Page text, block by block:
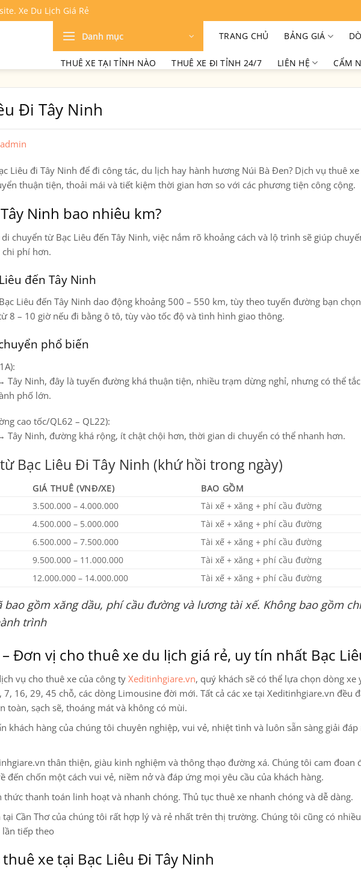
Xe Du Lịch Giá Rẻ
Danh mục TRANG CHỦ BẢNG GIÁ
THUÊ XE TẠI TỈNH NÀO THUÊ XE ĐI TỈNH 24/7 LIÊN HỆ CẨM
Đi Tây Ninh
admin
Liêu đi Tây Ninh để đi công tác, du lịch hay hành hương Núi Bà Đen? Dịch vụ thuê
thuận tiện, thoải mái và tiết kiệm thời gian hơn so với các phương tiện công cộng.
Ninh bao nhiêu km?
di chuyển từ Bạc Liêu đến Tây Ninh, việc nắm rõ khoảng cách và lộ trình sẽ giúp
phí hơn.
đến Tây Ninh
Bạc Liêu đến Tây Ninh dao động khoảng 500 – 550 km, tùy theo tuyến đường bạn
8 – 10 giờnếu đi bằng ô tô, tùy vào tốc độ và tình hình giao thông.
phổ biến
Tây Ninh, đây là tuyến đường khá thuận tiện, nhiều trạm dừng nghỉ, nhưng có thể
phố lớn.
cao tốc/QL62 – QL22):
Tây Ninh, đường khá rộng, ít chật chội hơn, thời gian di chuyển có thể nhanh hơn.
Bạc Liêu Đi Tây Ninh (khứ hồi trong ngày)
GIÁ THUÊ (VNĐ/XE)
BAO GỒM
3.500.000 – 4.000.000
Tài xế + xăng + phí cầu đường
4.500.000 – 5.000.000
Tài xế + xăng + phí cầu đường
6.500.000 – 7.500.000
Tài xế + xăng + phí cầu đường
9.500.000 – 11.000.000
Tài xế + xăng + phí cầu đường
12.000.000 – 14.000.000 Tài xế + xăng + phí cầu đường
bao gồm xăng dầu, phí cầu đường và lương tài xế. Không bao gồm
trình
Đơn vị cho thuê xe du lịch giá rẻ, uy tín nhất Bạc
vụ cho thuê xe của công tyXeditinhgiare.vn, quý khách sẽ có thể lựa chọn dòng xe
7, 16, 29, 45 chỗ, các dòng Limousine đời mới. Tất cả các xe tại Xeditinhgiare.vn đều
toàn, sạch sẽ, thoáng mát và không có mùi.
khách hàng của chúng tôi chuyên nghiệp, vui vẻ, nhiệt tình và luôn sẵn sàng giải
thân thiện, giàu kinh nghiệm và thông thạo đường xá. Chúng tôi cam đoan
đến chốn một cách vui vẻ, niềm nở và đáp ứng mọi yêu cầu của khách hàng.
thức thanh toán linh hoạt và nhanh chóng. Thủ tục thuê xe nhanh chóng và dễ dàng.
tại Cần Thơ của chúng tôi rất hợp lý và rẻ nhất trên thị trường. Chúng tôi cũng có
lần tiếp theo
xe tại Bạc Liêu Đi Tây Ninh